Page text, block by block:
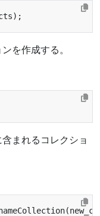
を作成する。
まれるコレクショ